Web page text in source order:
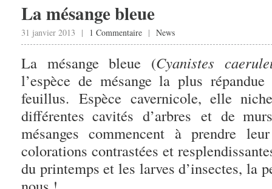
La mésange bleue
31 janvier 2013 | 1 Commentaire | News
La mésange bleue (Cyanistes
l’espèce de mésange la plus
feuillus. Espèce cavernicole, elle
différentes cavités d’arbres et de
mésanges commencent à prendre
colorations contrastées et
du printemps et les larves d’insectes, la